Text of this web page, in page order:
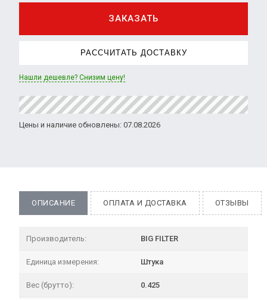
ЗАКАЗАТЬ
РАССЧИТАТЬ ДОСТАВКУ
Нашли дешевле? Снизим цену!
Цены и наличие обновлены: 07.08.2026
ОПИСАНИЕ ОПЛАТА И ДОСТАВКА ОТЗЫВЫ
Производитель: BIG FILTER
Единица измерения: Штука
Вес (брутто): 0.425